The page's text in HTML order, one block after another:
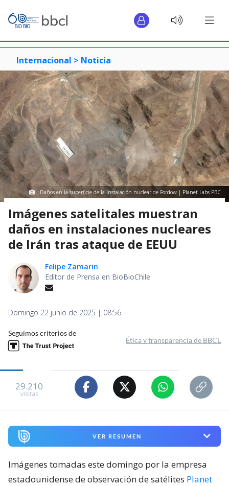
Internacional > Noticia
Daños en la superficie de la instalación nuclear de Fordow | Planet Labs PBC
Imágenes satelitales muestran
daños en instalaciones nucleares
de Irán tras ataque de EEUU
Felipe Zamarin
Editor de Prensa en BioBioChile
Domingo 22 junio de 2025 | 08:56
Seguimos criterios de
Ética y transparencia de BBCL
29.210
visitas
VER RESUMEN
Imágenes tomadas este domingo por la empresa
estadounidense de observación de satélites Planet